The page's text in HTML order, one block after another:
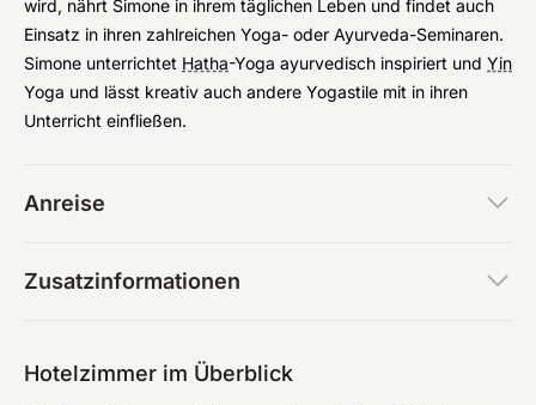
wird, nährt Simone in ihrem täglichen Leben und findet auch
Einsatz in ihren zahlreichen Yoga- oder Ayurveda-Seminaren.
Simone unterrichtet Hatha-Yoga ayurvedisch inspiriert und Yin
Yoga und lässt kreativ auch andere Yogastile mit in ihren
Unterricht einfließen.
Anreise
Zusatzinformationen
Hotelzimmer im Überblick